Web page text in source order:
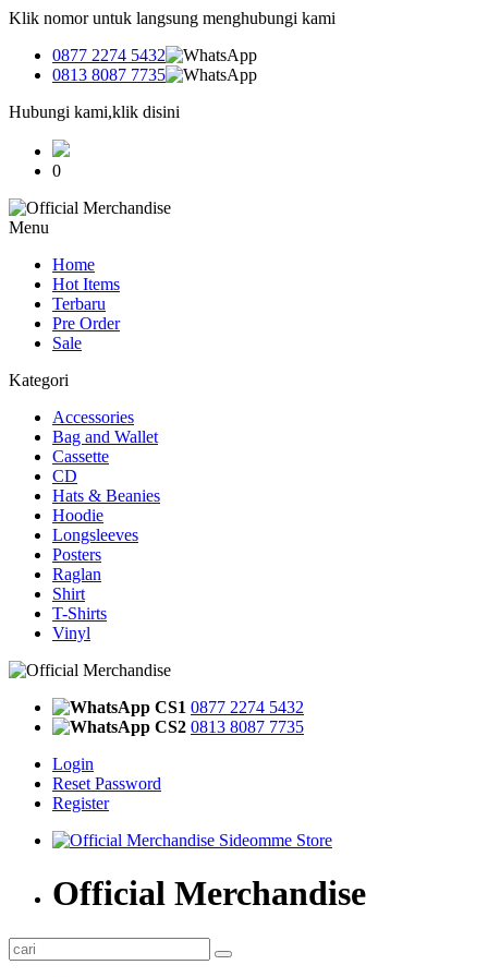
Klik nomor untuk langsung menghubungi kami
0877 2274 5432
0813 8087 7735
Hubungi kami,klik disini
0
Menu
Home
Hot Items
Terbaru
Pre Order
Sale
Kategori
Accessories
Bag and Wallet
Cassette
CD
Hats & Beanies
Hoodie
Longsleeves
Posters
Raglan
Shirt
T-Shirts
Vinyl
CS1 0877 2274 5432
CS2 0813 8087 7735
Login
Reset Password
Register
Official Merchandise